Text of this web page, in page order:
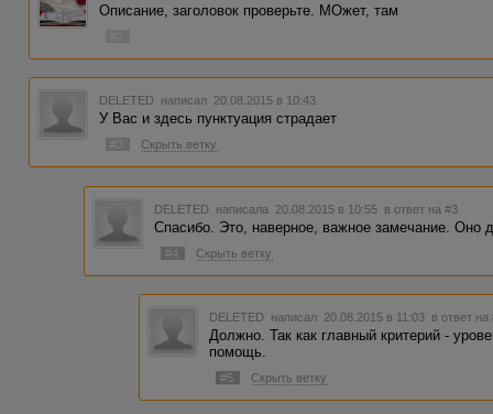
Описание, заголовок проверьте. МОжет, там
DELETED написал 20.08.2015 в 10:43
У Вас и здесь пунктуация страдает
#3 Скрыть ветку
DELETED написала 20.08.2015 в 10:55 в ответ на #3
Спасибо. Это, наверное, важное замечание. Оно
#4 Скрыть ветку
DELETED написал 20.08.2015 в 11:03 в ответ на
Должно. Так как главный критерий -
помощь.
#5 Скрыть ветку